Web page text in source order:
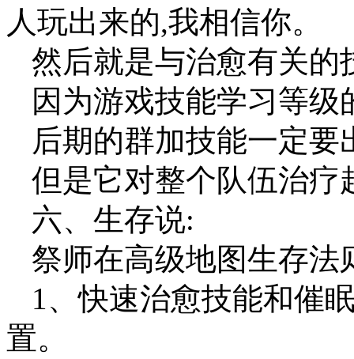
人玩出来的,我相信你。
然后就是与治愈有关的
因为游戏技能学习等
后期的群加技能一定
但是它对整个队伍治疗
六、生存说:
祭师在高级地图生存法
1、快速治愈技能和催
置。